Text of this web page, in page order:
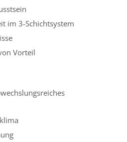
im 3-Schichtsystem
Vorteil